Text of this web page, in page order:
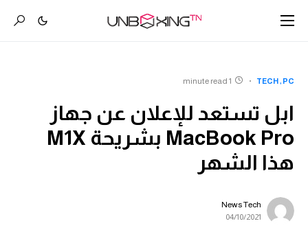
PC
TECH
1 minute read
ابل تستعد للإعلان عن جهاز
MacBook Pro بشريحة M1X
هذا الشهر
News Tech
04/10/2021